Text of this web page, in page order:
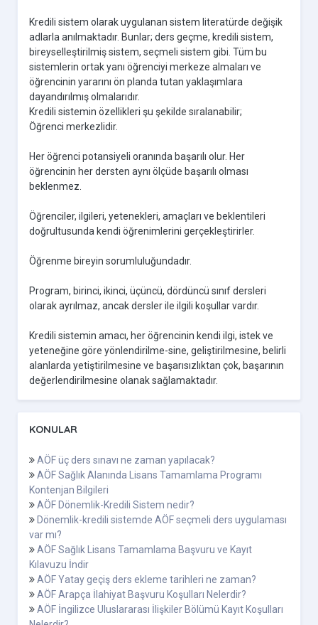
Kredili sistem olarak uygulanan sistem literatürde değişik
adlarla anılmaktadır. Bunlar; ders geçme, kredili sistem,
bireyselleştirilmiş sistem, seçmeli sistem gibi. Tüm bu
sistemlerin ortak yanı öğrenciyi merkeze almaları ve
öğrencinin yararını ön planda tutan yaklaşımlara
dayandırılmış olmalarıdır.
Kredili sistemin özellikleri şu şekilde sıralanabilir;
Öğrenci merkezlidir.
Her öğrenci potansiyeli oranında başarılı olur. Her
öğrencinin her dersten aynı ölçüde başarılı olması
beklenmez.
Öğrenciler, ilgileri, yetenekleri, amaçları ve beklentileri
doğrultusunda kendi öğrenimlerini gerçekleştirirler.
Öğrenme bireyin sorumluluğundadır.
Program, birinci, ikinci, üçüncü, dördüncü sınıf dersleri
olarak ayrılmaz, ancak dersler ile ilgili koşullar vardır.
Kredili sistemin amacı, her öğrencinin kendi ilgi, istek ve
yeteneğine göre yönlendirilme-sine, geliştirilmesine, belirli
alanlarda yetiştirilmesine ve başarısızlıktan çok, başarının
değerlendirilmesine olanak sağlamaktadır.
KONULAR
AÖF üç ders sınavı ne zaman yapılacak?
AÖF Sağlık Alanında Lisans Tamamlama Programı
Kontenjan Bilgileri
AÖF Dönemlik-Kredili Sistem nedir?
Dönemlik-kredili sistemde AÖF seçmeli ders uygulaması
var mı?
AÖF Sağlık Lisans Tamamlama Başvuru ve Kayıt
Kılavuzu İndir
AÖF Yatay geçiş ders ekleme tarihleri ne zaman?
AÖF Arapça İlahiyat Başvuru Koşulları Nelerdir?
AÖF İngilizce Uluslararası İlişkiler Bölümü Kayıt Koşulları